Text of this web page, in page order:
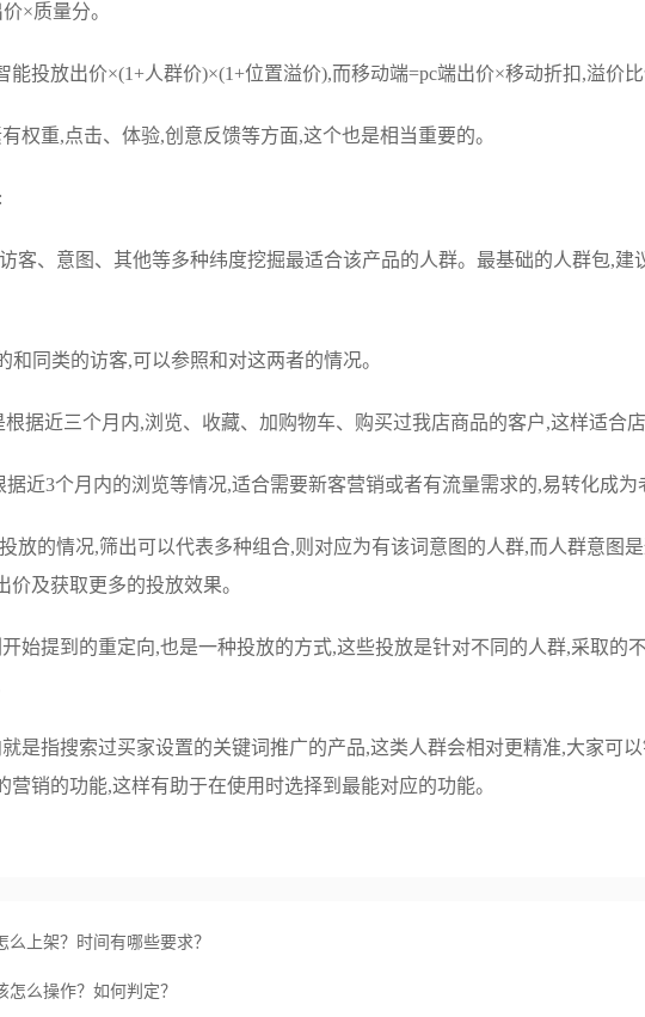
×质量分。
能投放出价×(1+人群价)×(1+位置溢价),而移动端=pc端出价×移动折扣,溢价比
权重,点击、体验,创意反馈等方面,这个也是相当重要的。
客、意图、其他等多种纬度挖掘最适合该产品的人群。最基础的人群包,
和同类的访客,可以参照和对这两者的情况。
据近三个月内,浏览、收藏、加购物车、购买过我店商品的客户,这样适合
近3个月内的浏览等情况,适合需要新客营销或者有流量需求的,易转化成为
放的情况,筛出可以代表多种组合,则对应为有该词意图的人群,而人群意图
及获取更多的投放效果。
始提到的重定向,也是一种投放的方式,这些投放是针对不同的人群,采取的
是指搜索过买家设置的关键词推广的产品,这类人群会相对更精准,大家可
营销的功能,这样有助于在使用时选择到最能对应的功能。
么上架？时间有哪些要求？
怎么操作？如何判定？